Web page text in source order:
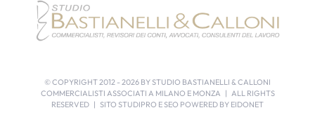
© COPYRIGHT 2012 - 2026 BY STUDIO BASTIANELLI & CALLONI
COMMERCIALISTI ASSOCIATI A MILANO E MONZA | ALL RIGHTS
RESERVED | SITO STUDIPRO E SEO POWERED BY EIDONET